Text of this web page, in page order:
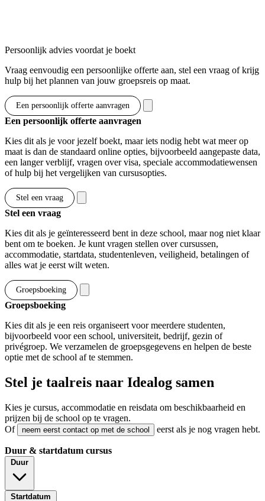
Persoonlijk advies voordat je boekt
Vraag eenvoudig een persoonlijke offerte aan, stel een vraag of krijg
hulp bij het plannen van jouw groepsreis op maat.
Een persoonlijk offerte aanvragen
Een persoonlijk offerte aanvragen
Kies dit als je voor jezelf boekt, maar iets nodig hebt wat meer op
maat is dan de standaard online opties, bijvoorbeeld aangepaste data,
een langer verblijf, vragen over visa, speciale accommodatiewensen
of hulp bij het vergelijken van cursusopties.
Stel een vraag
Stel een vraag
Kies dit als je geïnteresseerd bent in deze school, maar nog niet klaar
bent om te boeken. Je kunt vragen stellen over cursussen,
accommodatie, startdata, studentenleven, veiligheid, betalingen of
alles wat je eerst wilt weten.
Groepsboeking
Groepsboeking
Kies dit als je een reis organiseert voor meerdere studenten,
bijvoorbeeld voor een school, universiteit, bedrijf, gezin of
privégroep. We verzamelen de groepsgegevens en helpen de beste
optie met de school af te stemmen.
Stel je taalreis naar Idealog samen
Kies je cursus, accommodatie en reisdata om beschikbaarheid en
prijzen bij de school op te vragen.
Of
neem eerst contact op met de school eerst als je nog vragen hebt.
Duur & startdatum cursus
Duur
Startdatum